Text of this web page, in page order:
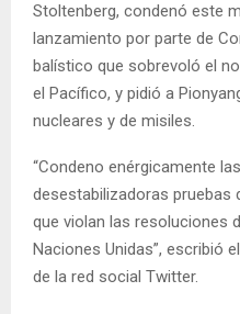
Stoltenberg, condenó este
lanzamiento por parte de
balístico que sobrevoló el
el Pacífico, y pidió a
nucleares y de misiles.
“Condeno enérgicamente
desestabilizadoras pruebas
que violan las resoluciones
Naciones Unidas”, escribió
de la red social Twitter.